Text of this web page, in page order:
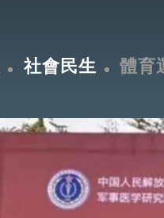
社會民生 體育